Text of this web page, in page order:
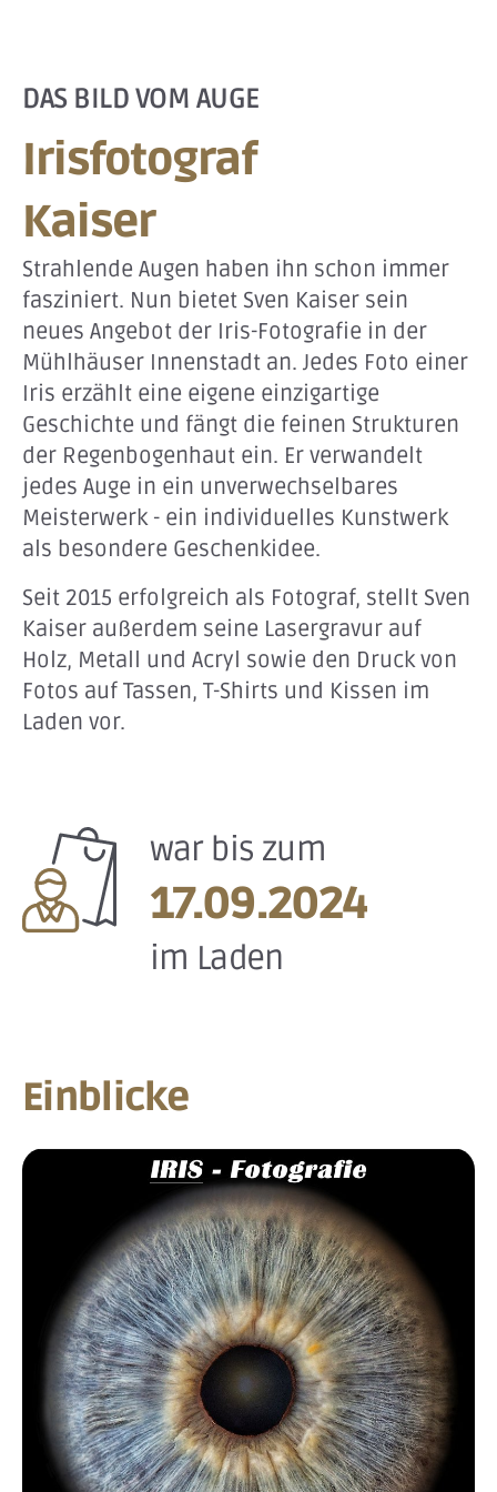
DAS BILD VOM AUGE
Irisfotograf
Kaiser
Strahlende Augen haben ihn schon immer
fasziniert. Nun bietet Sven Kaiser sein
neues Angebot der Iris-Fotografie in der
Mühlhäuser Innenstadt an. Jedes Foto einer
Iris erzählt eine eigene einzigartige
Geschichte und fängt die feinen Strukturen
der Regenbogenhaut ein. Er verwandelt
jedes Auge in ein unverwechselbares
Meisterwerk - ein individuelles Kunstwerk
als besondere Geschenkidee.
Seit 2015 erfolgreich als Fotograf, stellt Sven
Kaiser außerdem seine Lasergravur auf
Holz, Metall und Acryl sowie den Druck von
Fotos auf Tassen, T-Shirts und Kissen im
Laden vor.
war bis zum
17.09.2024
im Laden
Einblicke
Show larger version for: